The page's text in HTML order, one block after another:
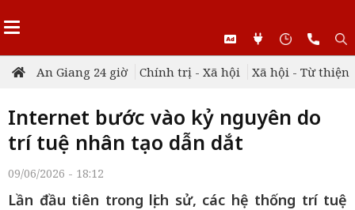
An Giang 24 giờ Chính trị - Xã hội Xã hội - Từ thiện
Internet bước vào kỷ nguyên do
trí tuệ nhân tạo dẫn dắt
09/06/2026 - 18:12
Lần đầu tiên trong lịch sử, các hệ thống trí tuệ